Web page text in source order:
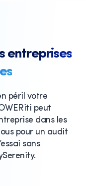
entreprises
péril votre
peut
dans les
pour un audit
sans